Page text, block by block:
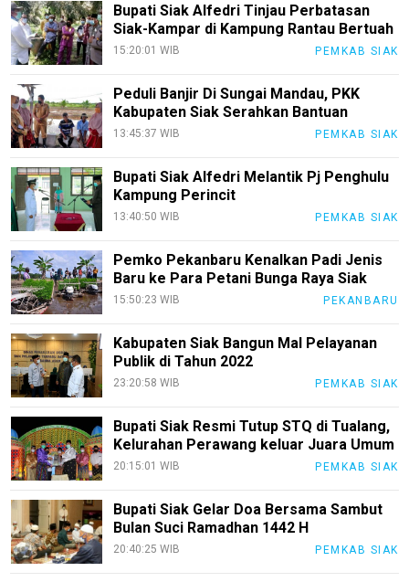
Bupati Siak Alfedri Tinjau Perbatasan
Siak-Kampar di Kampung Rantau Bertuah
15:20:01 WIB PEMKAB SIAK
Peduli Banjir Di Sungai Mandau, PKK
Kabupaten Siak Serahkan Bantuan
13:45:37 WIB PEMKAB SIAK
Bupati Siak Alfedri Melantik Pj Penghulu
Kampung Perincit
13:40:50 WIB PEMKAB SIAK
Pemko Pekanbaru Kenalkan Padi Jenis
Baru ke Para Petani Bunga Raya Siak
15:50:23 WIB PEKANBARU
Kabupaten Siak Bangun Mal Pelayanan
Publik di Tahun 2022
23:20:58 WIB PEMKAB SIAK
Bupati Siak Resmi Tutup STQ di Tualang,
Kelurahan Perawang keluar Juara Umum
20:15:01 WIB PEMKAB SIAK
Bupati Siak Gelar Doa Bersama Sambut
Bulan Suci Ramadhan 1442 H
20:40:25 WIB PEMKAB SIAK